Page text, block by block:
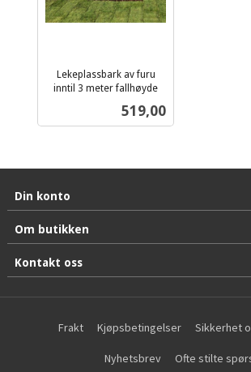
Lekeplassbark av furu
inntil 3 meter fallhøyde
Pris
519,00
Din konto
Om butikken
Kontakt oss
Frakt Kjøpsbetingelser Sikkerhet
Nyhetsbrev Ofte stilte